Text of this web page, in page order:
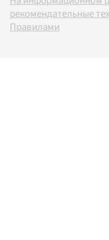
рекомендательные
Правилами